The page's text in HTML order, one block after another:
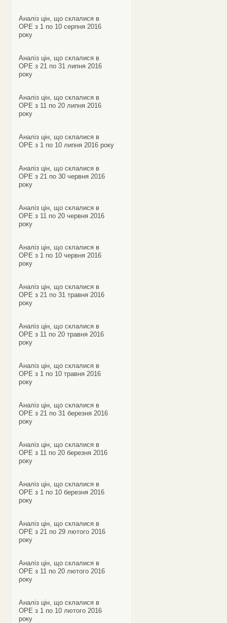
Аналіз цін, що склалися в
ОРЕ з 1 по 10 серпня 2016
року
Аналіз цін, що склалися в
ОРЕ з 21 по 31 липня 2016
року
Аналіз цін, що склалися в
ОРЕ з 11 по 20 липня 2016
року
Аналіз цін, що склалися в
ОРЕ з 1 по 10 липня 2016 року
Аналіз цін, що склалися в
ОРЕ з 21 по 30 червня 2016
року
Аналіз цін, що склалися в
ОРЕ з 11 по 20 червня 2016
року
Аналіз цін, що склалися в
ОРЕ з 1 по 10 червня 2016
року
Аналіз цін, що склалися в
ОРЕ з 21 по 31 травня 2016
року
Аналіз цін, що склалися в
ОРЕ з 11 по 20 травня 2016
року
Аналіз цін, що склалися в
ОРЕ з 1 по 10 травня 2016
року
Аналіз цін, що склалися в
ОРЕ з 21 по 31 березня 2016
року
Аналіз цін, що склалися в
ОРЕ з 11 по 20 березня 2016
року
Аналіз цін, що склалися в
ОРЕ з 1 по 10 березня 2016
року
Аналіз цін, що склалися в
ОРЕ з 21 по 29 лютого 2016
року
Аналіз цін, що склалися в
ОРЕ з 11 по 20 лютого 2016
року
Аналіз цін, що склалися в
ОРЕ з 1 по 10 лютого 2016
року